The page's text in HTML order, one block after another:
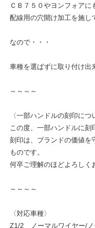
ＣＢ７５０やヨンフォアに
配線用の穴開け加工を施
なので・・・
車種を選ばずに取り付け出
～～～～
〈一部ハンドルの刻印につ
この度、一部ハンドルに刻
刻印は、ブランドの価値を
ものです。
何卒ご理解のほどよろしく
～～～～
〈対応車種〉
Z1/2 ノーマルワイヤー/ノ